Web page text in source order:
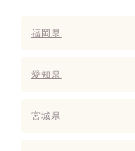
福岡県
愛知県
宮城県